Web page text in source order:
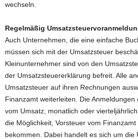
wechseln.
Regelmäßig
Auch Unternehmen, die eine einfache
müssen sich mit der Umsatzsteuer
Kleinunternehmer sind von den
der Umsatzsteuererklärung befreit. Alle
Umsatzsteuer auf ihren Rechnungen
Finanzamt weiterleiten. Die
vom Umsatz, monatlich oder
die Möglichkeit, Vorsteuer vom
bekommen. Dabei handelt es sich um die